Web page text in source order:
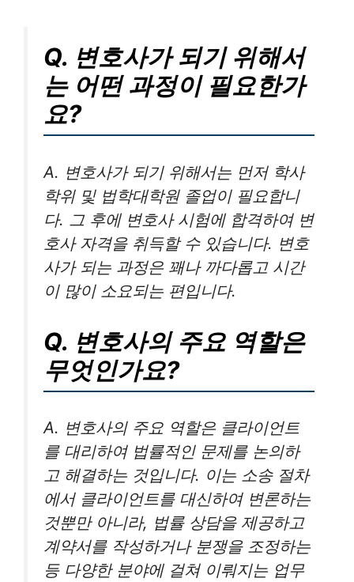
Q. 변호사가 되기 위해서
는 어떤 과정이 필요한가
요?
A. 변호사가 되기 위해서는 먼저 학사
학위 및 법학대학원 졸업이 필요합니
다. 그 후에 변호사 시험에 합격하여 변
호사 자격을 취득할 수 있습니다. 변호
사가 되는 과정은 꽤나 까다롭고 시간
이 많이 소요되는 편입니다.
Q. 변호사의 주요 역할은
무엇인가요?
A. 변호사의 주요 역할은 클라이언트
를 대리하여 법률적인 문제를 논의하
고 해결하는 것입니다. 이는 소송 절차
에서 클라이언트를 대신하여 변론하는
것뿐만 아니라, 법률 상담을 제공하고
계약서를 작성하거나 분쟁을 조정하는
등 다양한 분야에 걸쳐 이뤄지는 업무